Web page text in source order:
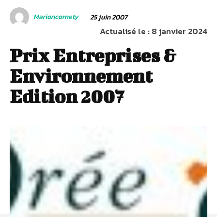
Marioncornety 25 juin 2007
Actualisé le :8 janvier 2024
Prix Entreprises &
Environnement
Edition 2007